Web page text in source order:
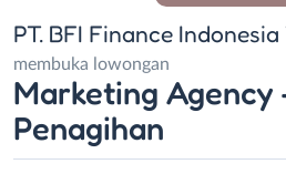
PT. BFI Finance
membuka lowongan
Marketing Agency
Penagihan